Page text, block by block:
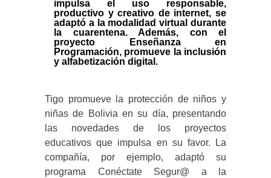
impulsa el uso responsable,
productivo y creativo de internet, se
adaptó a la modalidad virtual durante
la cuarentena. Además, con el
proyecto Enseñanza en
Programación, promueve la inclusión
y alfabetización digital.
Tigo promueve la protección de niños y
niñas de Bolivia en su día, presentando
las novedades de los proyectos
educativos que impulsa en su favor. La
compañía, por ejemplo, adaptó su
programa Conéctate Segur@ a la